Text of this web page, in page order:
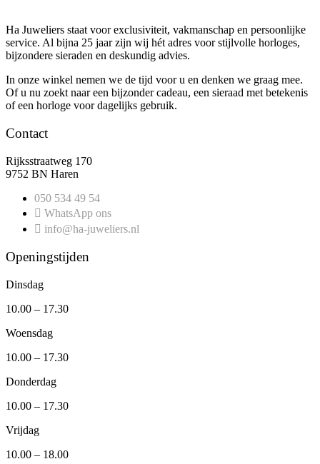
Ha Juweliers staat voor exclusiviteit, vakmanschap en persoonlijke
service. Al bijna 25 jaar zijn wij hét adres voor stijlvolle horloges,
bijzondere sieraden en deskundig advies.
In onze winkel nemen we de tijd voor u en denken we graag mee.
Of u nu zoekt naar een bijzonder cadeau, een sieraad met betekenis
of een horloge voor dagelijks gebruik.
Contact
Rijksstraatweg 170
9752 BN Haren
050 534 49 54
WhatsApp ons
info@ha-juweliers.nl
Openingstijden
Dinsdag
10.00 – 17.30
Woensdag
10.00 – 17.30
Donderdag
10.00 – 17.30
Vrijdag
10.00 – 18.00